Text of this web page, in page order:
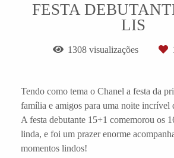
FESTA
LIS
1308 visualizações
Tendo como tema o Chanel a festa da
família e amigos para uma noite incrível
A festa debutante 15+1 comemorou os
linda, e foi um prazer enorme
momentos lindos!